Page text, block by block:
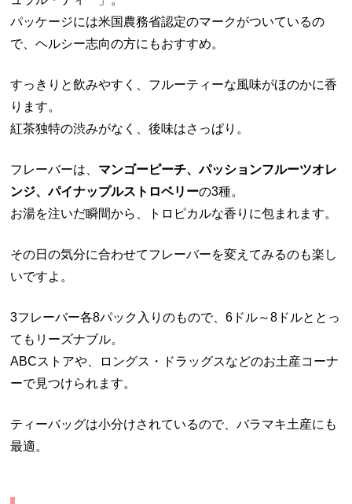
パッケージには米国農務省認定のマークがついているの
で、ヘルシー志向の方にもおすすめ。
すっきりと飲みやすく、フルーティーな風味がほのかに香
ります。
紅茶独特の渋みがなく、後味はさっぱり。
フレーバーは、 マンゴーピーチ、パッションフルーツオレ
ンジ、パイナップルストロベリーの3種。
お湯を注いだ瞬間から、トロピカルな香りに包まれます。
その日の気分に合わせてフレーバーを変えてみるのも楽し
いですよ。
3フレーバー各8パック入りのもので、6ドル～8ドルととっ
てもリーズナブル。
ABCストアや、ロングス・ドラッグスなどのお土産コーナ
ーで見つけられます。
ティーバッグは小分けされているので、バラマキ土産にも
最適。